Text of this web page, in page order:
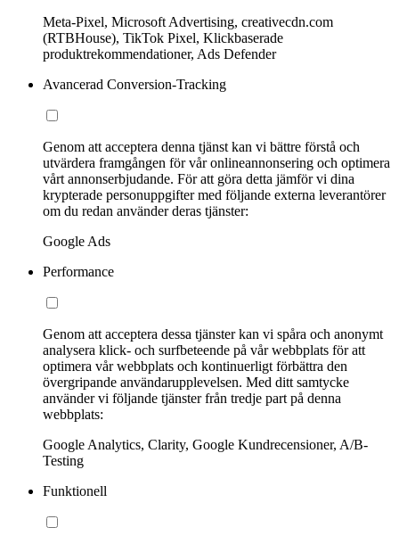
Meta-Pixel, Microsoft Advertising, creativecdn.com
(RTBHouse), TikTok Pixel, Klickbaserade
produktrekommendationer, Ads Defender
Avancerad Conversion-Tracking
Genom att acceptera denna tjänst kan vi bättre förstå och
utvärdera framgången för vår onlineannonsering och optimera
vårt annonserbjudande. För att göra detta jämför vi dina
krypterade personuppgifter med följande externa leverantörer
om du redan använder deras tjänster:
Google Ads
Performance
Genom att acceptera dessa tjänster kan vi spåra och anonymt
analysera klick- och surfbeteende på vår webbplats för att
optimera vår webbplats och kontinuerligt förbättra den
övergripande användarupplevelsen. Med ditt samtycke
använder vi följande tjänster från tredje part på denna
webbplats:
Google Analytics, Clarity, Google Kundrecensioner, A/B-
Testing
Funktionell